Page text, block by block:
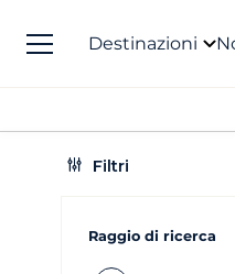
Destinazioni
Filtri
Raggio di ricerca